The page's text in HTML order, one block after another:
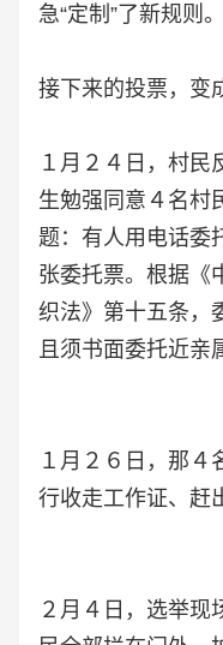
急“定制”了新规则。
接下来的投票，变
１月２４日，村民
生勉强同意４名村
题：有人用电话委
张委托票。根据《
织法》第十五条，
且须书面委托近亲
１月２６日，那４
行收走工作证、赶
２月４日，选举现